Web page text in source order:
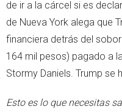
de ir a la cárcel si es
de Nueva York alega que
financiera detrás del
164 mil pesos) pagado a
Stormy Daniels. Trump se
Esto es lo que necesitas